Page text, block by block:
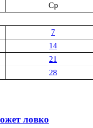
Ср
7
14
21
28
ловко